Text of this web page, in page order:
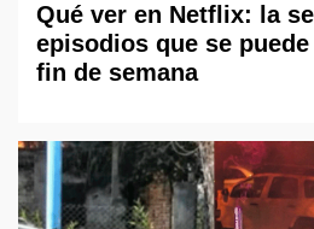
Qué ver en Netflix: la
episodios que se
fin de semana